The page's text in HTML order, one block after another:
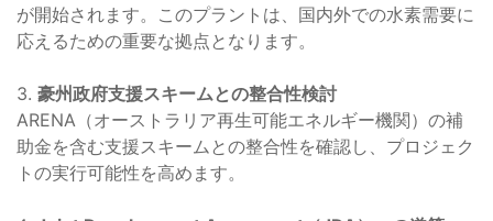
が開始されます。このプラントは、国内外での水素需要に
応えるための重要な拠点となります。
3. 豪州政府支援スキームとの整合性検討
ARENA（オーストラリア再生可能エネルギー機関）の補
助金を含む支援スキームとの整合性を確認し、プロジェク
トの実行可能性を高めます。